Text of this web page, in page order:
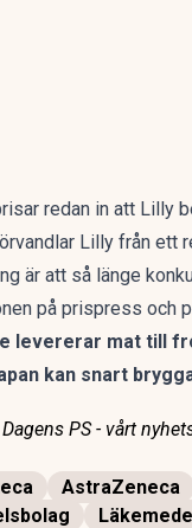
redan in att Lilly
Lilly från ett
är att så länge
på prispress och
levererar mat till
kan snart
PS - vårt
AstraZeneca